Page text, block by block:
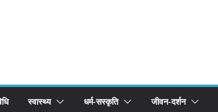
स्वास्थ्य धर्म-सस्कृति जीवन-दर्शन